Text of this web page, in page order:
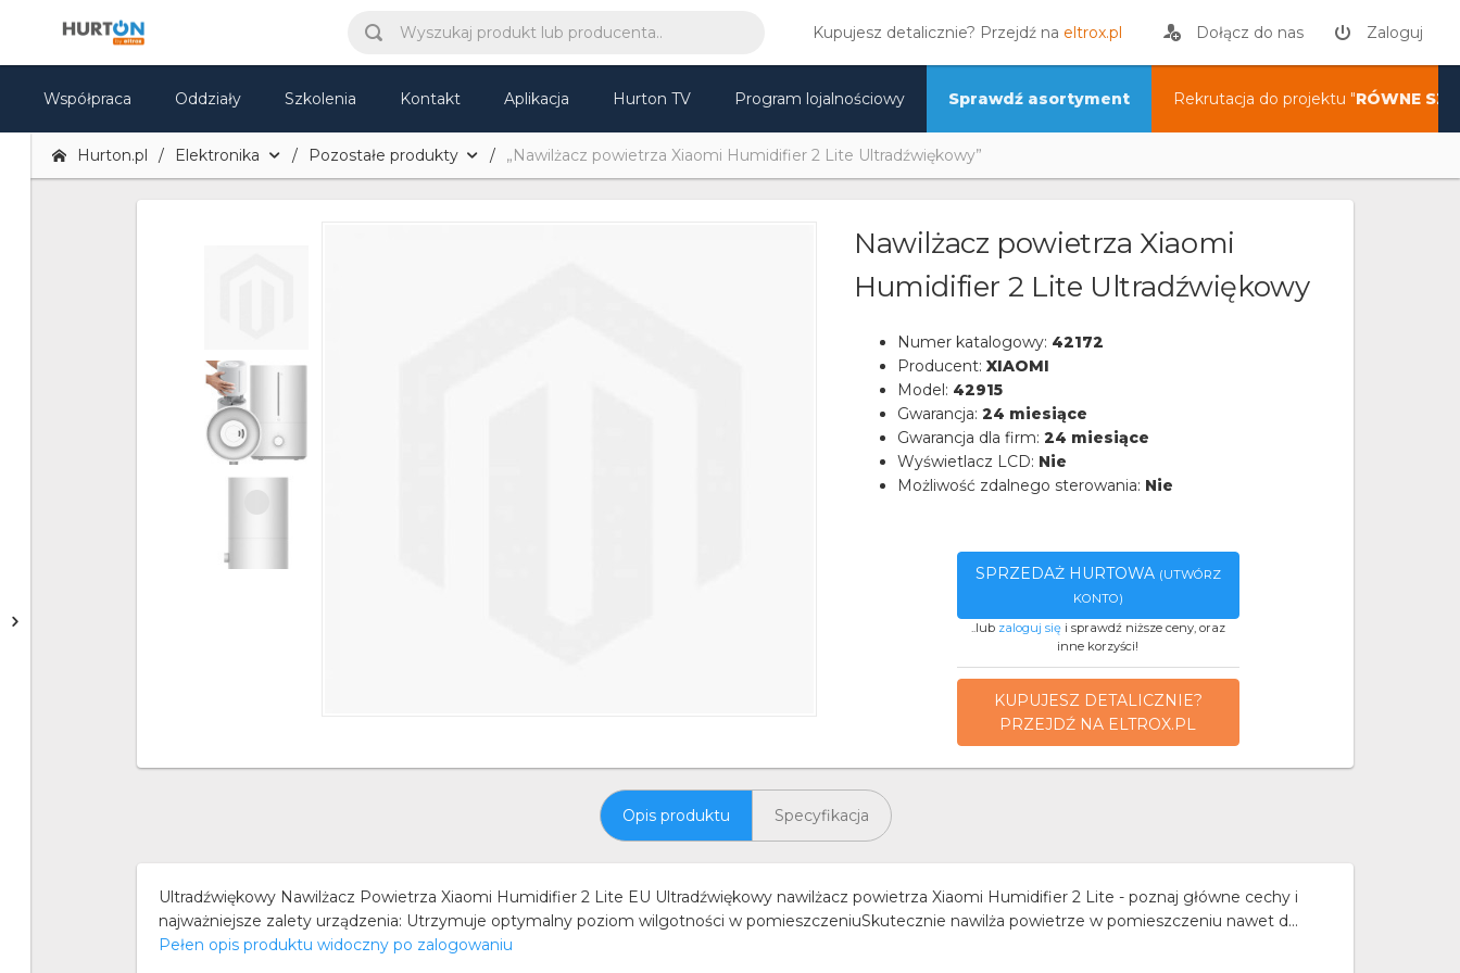
Kupujesz detalicznie? Przejdź na eltrox.pl Dołącz do nas Zaloguj
Współpraca Oddziały Szkolenia Kontakt Aplikacja Hurton TV Program lojalnościowy Sprawdź asortyment Rekrutacja do projektu "RÓWNE
Hurton.pl Elektronika Pozostałe produkty „Nawilżacz powietrza Xiaomi Humidifier 2 Lite Ultradźwiękowy”
Nawilżacz powietrza Xiaomi
Humidifier 2 Lite Ultradźwiękowy
Numer katalogowy: 42172
Producent: XIAOMI
Model: 42915
Gwarancja: 24 miesiące
Gwarancja dla firm: 24 miesiące
Wyświetlacz LCD: Nie
Możliwość zdalnego sterowania: Nie
SPRZEDAŻ HURTOWA (UTWÓRZ
KONTO)
..lub zaloguj sięi sprawdź niższe ceny, oraz
inne korzyści!
KUPUJESZ DETALICZNIE?
PRZEJDŹ NA ELTROX.PL
Opis produktu Specyfikacja
Ultradźwiękowy Nawilżacz Powietrza Xiaomi Humidifier 2 Lite EU Ultradźwiękowy nawilżacz powietrza Xiaomi Humidifier 2 Lite - poznaj główne cechy i
najważniejsze zalety urządzenia: Utrzymuje optymalny poziom wilgotności w pomieszczeniuSkutecznie nawilża powietrze w pomieszczeniu nawet d...
Pełen opis produktu widoczny po zalogowaniu